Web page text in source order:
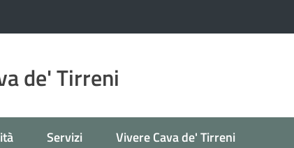
de' Tirreni
Servizi Vivere Cava de' Tirreni